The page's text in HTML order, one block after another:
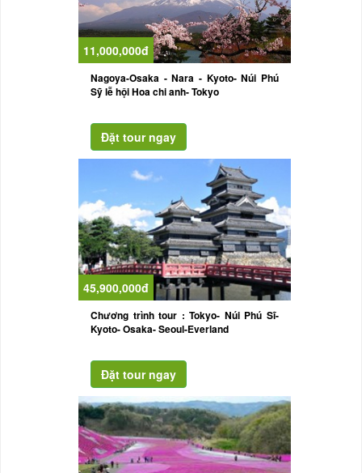
11,000,000đ
Nagoya-Osaka - Nara - Kyoto- Núi Phú
Sỹ lễ hội Hoa chi anh- Tokyo
45,900,000đ
Chương trình tour : Tokyo- Núi Phú Sĩ-
Kyoto- Osaka- Seoul-Everland